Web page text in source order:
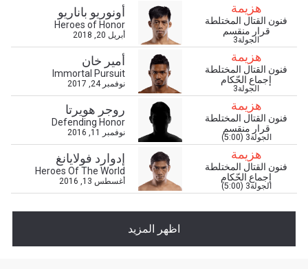
هزيمة
فنون القتال المختلطة
قرار منقسم
الجولة3
أونوريو باناريو
Heroes of Honor
أبريل 20, 2018
هزيمة
فنون القتال المختلطة
إجماع الحّكام
الجولة3
أمير خان
Immortal Pursuit
نوفمبر 24, 2017
هزيمة
فنون القتال المختلطة
قرار منقسم
الجولة3 (5:00)
روجر هويرتا
Defending Honor
نوفمبر 11, 2016
هزيمة
فنون القتال المختلطة
إجماع الحّكام
الجولة3 (5:00)
إدوارد فولايانغ
Heroes Of The World
أغسطس 13, 2016
اظهر المزيد
المنافس
العرض
شاهد أبرز اللقطات
ابق على اطّلاع
خذ بطولة "ون" معك أينما ذهبت! اشترك الآن للوصول
إلى آخر الأخبار، وفتح العروض الخاصة والحصول على
أفضل المقاعد لعروضنا الحية.
البريد الإلكتروني
الإسم
إشترك